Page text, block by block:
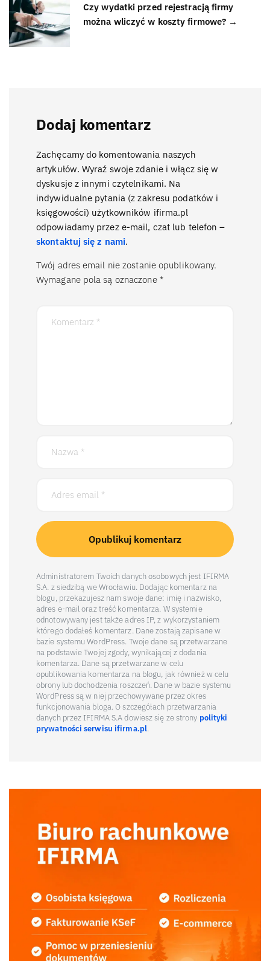
Czy wydatki przed rejestracją firmy
można wliczyć w koszty firmowe? →
Dodaj komentarz
Zachęcamy do komentowania naszych
artykułów. Wyraź swoje zdanie i włącz się w
dyskusje z innymi czytelnikami. Na
indywidualne pytania (z zakresu podatków i
księgowości) użytkowników ifirma.pl
odpowiadamy przez e-mail, czat lub telefon –
skontaktuj się z nami.
Twój adres email nie zostanie opublikowany.
Wymagane pola są oznaczone *
Administratorem Twoich danych osobowych jest IFIRMA
S.A. z siedzibą we Wrocławiu. Dodając komentarz na
blogu, przekazujesz nam swoje dane: imię i nazwisko,
adres e-mail oraz treść komentarza. W systemie
odnotowywany jest także adres IP, z wykorzystaniem
którego dodałeś komentarz. Dane zostają zapisane w
bazie systemu WordPress. Twoje dane są przetwarzane
na podstawie Twojej zgody, wynikającej z dodania
komentarza. Dane są przetwarzane w celu
opublikowania komentarza na blogu, jak również w celu
obrony lub dochodzenia roszczeń. Dane w bazie systemu
WordPress są w niej przechowywane przez okres
funkcjonowania bloga. O szczegółach przetwarzania
danych przez IFIRMA S.A dowiesz się ze strony polityki
prywatności serwisu ifirma.pl.